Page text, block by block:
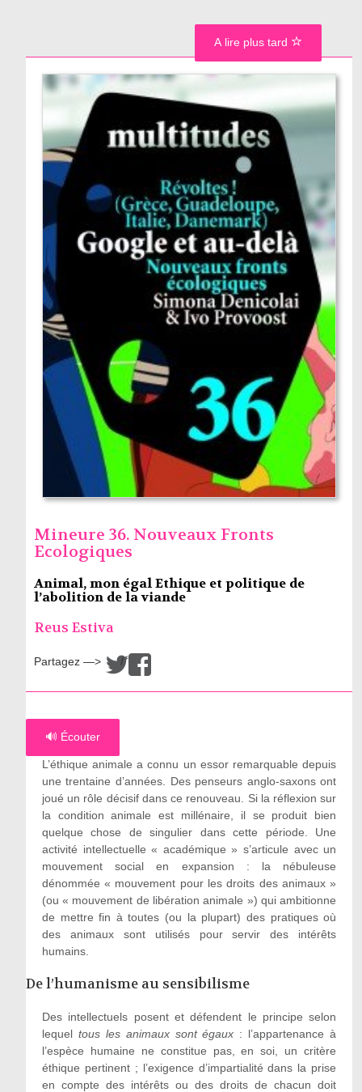
Mineure 36. Nouveaux Fronts
Ecologiques
Animal, mon égal Ethique et politique de
l’abolition de la viande
Reus Estiva
Partagez —> /
🔊 Écouter
L’éthique animale a connu un essor remarquable depuis
une trentaine d’années. Des penseurs anglo-saxons ont
joué un rôle décisif dans ce renouveau. Si la réflexion sur
la condition animale est millénaire, il se produit bien
quelque chose de singulier dans cette période. Une
activité intellectuelle « académique » s’articule avec un
mouvement social en expansion : la nébuleuse
dénommée « mouvement pour les droits des animaux »
(ou « mouvement de libération animale ») qui ambitionne
de mettre fin à toutes (ou la plupart) des pratiques où
des animaux sont utilisés pour servir des intérêts
humains.
De l’humanisme au sensibilisme
Des intellectuels posent et défendent le principe selon
lequel tous les animaux sont égaux : l’appartenance à
l’espèce humaine ne constitue pas, en soi, un critère
éthique pertinent ; l’exigence d’impartialité dans la prise
en compte des intérêts ou des droits de chacun doit
A lire plus tard